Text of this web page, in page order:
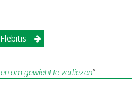
Flebitis
om gewicht te verliezen”